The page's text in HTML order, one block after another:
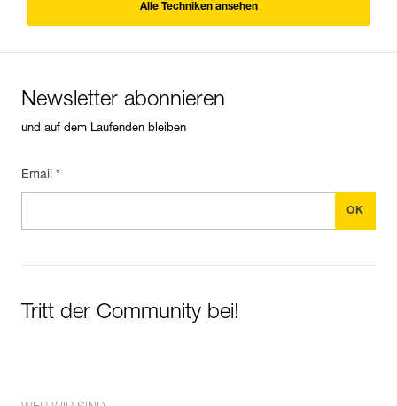
Alle Techniken ansehen
Newsletter abonnieren
und auf dem Laufenden bleiben
Email *
Tritt der Community bei!